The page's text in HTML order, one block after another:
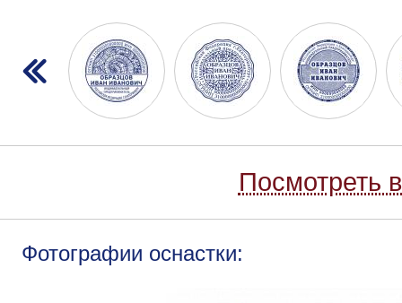
Посмотреть
Фотографии оснастки: